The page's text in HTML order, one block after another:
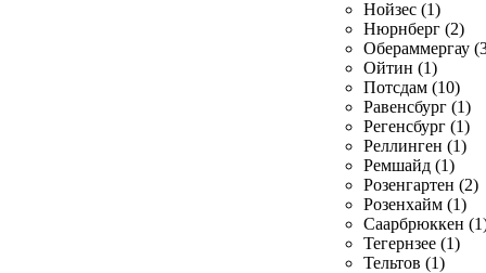
Нойзес (1)
Нюрнберг (2)
Обераммергау
Ойтин (1)
Потсдам (10)
Равенсбург (1)
Регенсбург (1)
Реллинген (1)
Ремшайд (1)
Розенгартен (2)
Розенхайм (1)
Саарбрюккен
Тегернзее (1)
Тельтов (1)